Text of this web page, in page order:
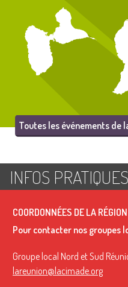
Toutes les événements de
INFOS
COORDONNÉES DE LA
Pour contacter nos groupes
Groupe local Nord et Sud
lareunion@lacimade.org